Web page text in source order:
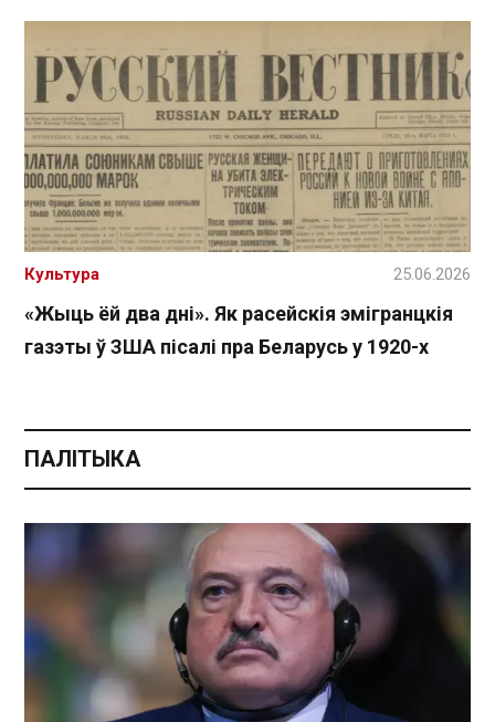
«Жыць ёй два дні». Як расейскія эмігранцкія
газэты ў ЗША пісалі пра Беларусь у 1920-х
Культура 25.06.2026
ПАЛІТЫКА